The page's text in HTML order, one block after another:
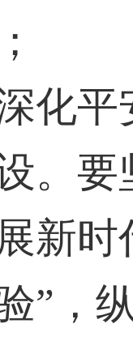
平
。要
新时
”，